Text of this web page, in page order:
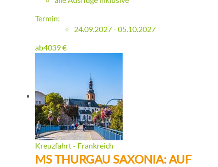
Termin:
24.09.2027 - 05.10.2027
ab4039€
Kreuzfahrt - Frankreich
MS THURGAU SAXONIA: AUF